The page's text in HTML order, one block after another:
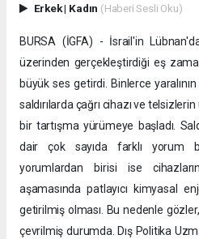
Erkek| Kadın (Haberi Sesli Oku)
BURSA (İGFA) - İsrail'in
üzerinden gerçekleştirdiği eş
büyük ses getirdi. Binlerce
saldırılarda çağrı cihazı ve
bir tartışma yürümeye başladı.
dair çok sayıda farklı yorum
yorumlardan birisi ise
aşamasında patlayıcı kimyasal
getirilmiş olması. Bu nedenle
çevrilmiş durumda. Dış Politika